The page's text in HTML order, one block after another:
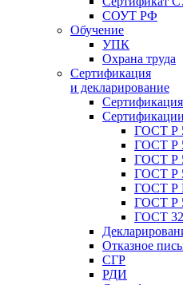
СОУТ РФ
Обучение
УПК
Охрана труда
Сертификация
и декларирование
ГОСТ Р
ГОСТ Р
ГОСТ Р
ГОСТ Р
ГОСТ Р
ГОСТ Р
ГОСТ
Отказное
СГР
РДИ